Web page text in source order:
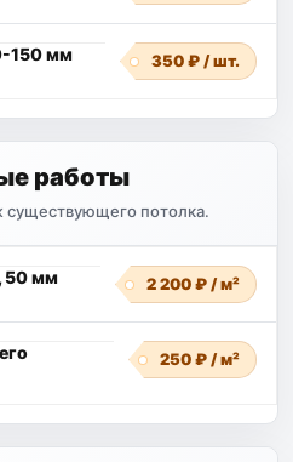
150 мм 350 ₽ / шт.
работы
потолка.
50 мм 2 200 ₽ / м²
250 ₽ / м²